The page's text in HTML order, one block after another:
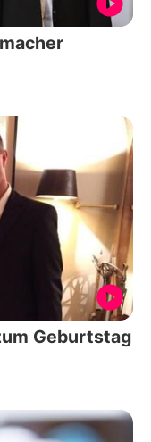
Geburtstag